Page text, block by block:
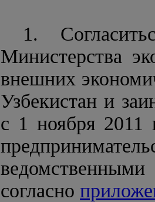
1.
Министерства
внешних
Узбекистан и
с 1 ноября 2011
согласно